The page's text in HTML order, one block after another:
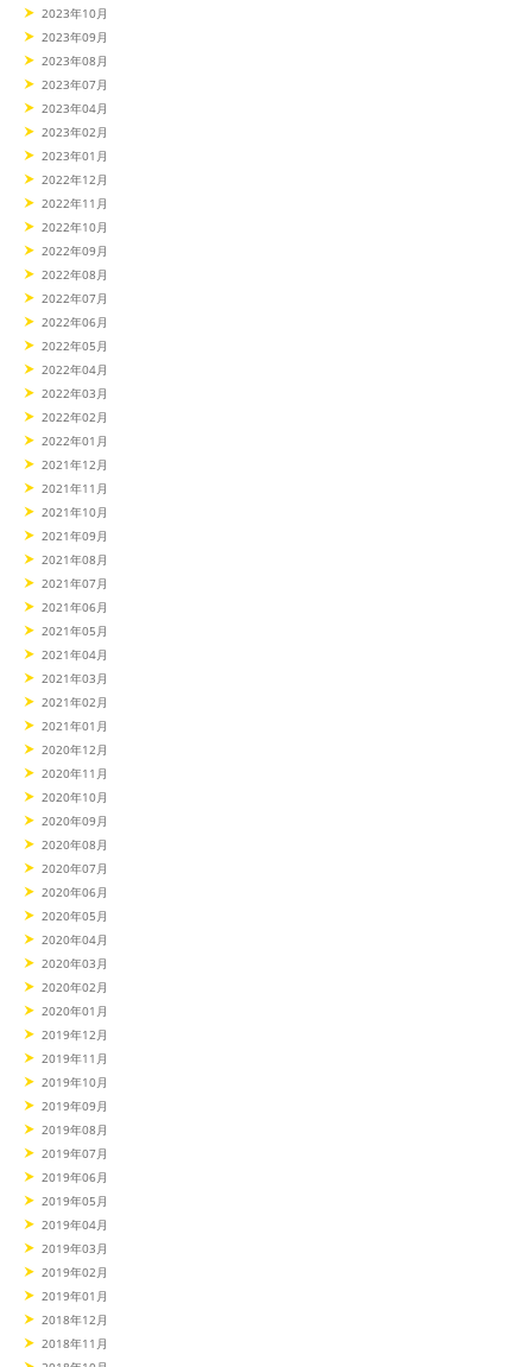
2023年10月
2023年09月
2023年08月
2023年07月
2023年04月
2023年02月
2023年01月
2022年12月
2022年11月
2022年10月
2022年09月
2022年08月
2022年07月
2022年06月
2022年05月
2022年04月
2022年03月
2022年02月
2022年01月
2021年12月
2021年11月
2021年10月
2021年09月
2021年08月
2021年07月
2021年06月
2021年05月
2021年04月
2021年03月
2021年02月
2021年01月
2020年12月
2020年11月
2020年10月
2020年09月
2020年08月
2020年07月
2020年06月
2020年05月
2020年04月
2020年03月
2020年02月
2020年01月
2019年12月
2019年11月
2019年10月
2019年09月
2019年08月
2019年07月
2019年06月
2019年05月
2019年04月
2019年03月
2019年02月
2019年01月
2018年12月
2018年11月